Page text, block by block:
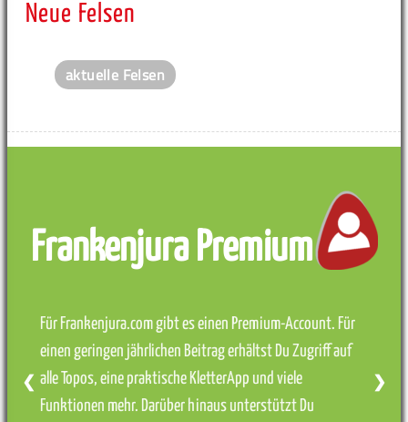
Neue Felsen
aktuelle Felsen
Frankenjura Premium
Für Frankenjura.com gibt es einen Premium-Account. Für
einen geringen jährlichen Beitrag erhältst Du Zugriff auf
alle Topos, eine praktische KletterApp und viele
Funktionen mehr. Darüber hinaus unterstützt Du
❮ ❯